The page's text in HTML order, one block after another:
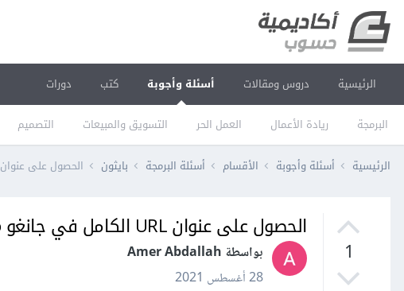
الرئيسية دروس ومقالات أسئلة وأجوبة
البرمجة ريادة الأعمال العمل الحر التسويق والمبيعات التصميم
كتب دورات
الرئيسية أسئلة وأجوبة الأقسام أسئلة البرمجة بايثون الحصول على عنوان URL الكامل في جانغو Django؟
1
الحصول على عنوان URL الكامل في جانغو Django؟
بواسطة Amer Abdallah
28 أغسطس 2021